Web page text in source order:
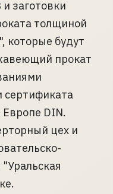
заготовки
толщиной
которые будут
прокат
сертификата
DIN.
цех и